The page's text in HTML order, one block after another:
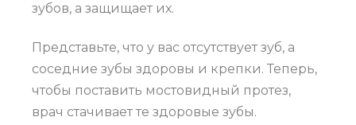
зубов, а защищает их.
Представьте, что у вас отсутствует зуб, а
соседние зубы здоровы и крепки. Теперь,
чтобы поставить мостовидный протез,
врач стачивает те здоровые зубы.